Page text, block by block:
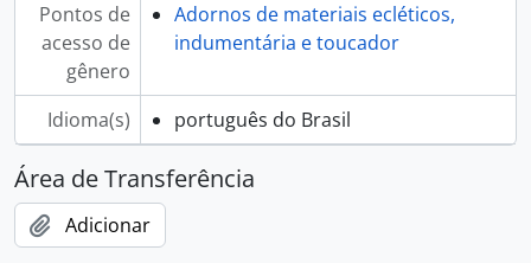
Pontos de
acesso de
gênero
Adornos de materiais ecléticos,
indumentária e toucador
Idioma(s) português do Brasil
Área de Transferência
Adicionar